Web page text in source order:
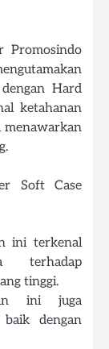
Promosindo
Hard
ketahanan
menawarkan
Soft Case
ini terkenal
terhadap
tinggi.
ini juga
dengan